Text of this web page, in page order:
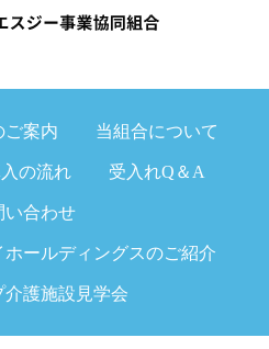
ご案内 当組合について
の流れ 受入れQ＆A
い合わせ
ホールディングスのご紹介
介護施設見学会